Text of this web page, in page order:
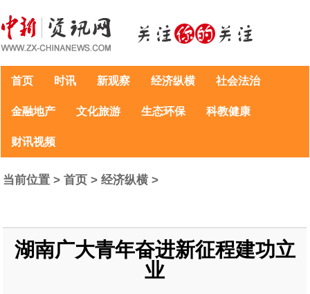
首页 时讯 新观察 经济纵横 社会法治
金融地产 文化旅游 生态环保 科教健康
财讯视频
当前位置 >首页 >经济纵横 >
湖南广大青年奋进新征程建功立
业